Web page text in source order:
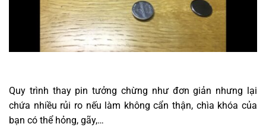
Quy trình thay pin tưởng chừng như đơn giản nhưng lại
chứa nhiều rủi ro nếu làm không cẩn thận, chìa khóa của
bạn có thể hỏng, gãy,…